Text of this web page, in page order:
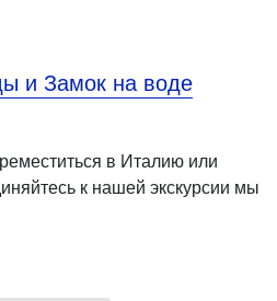
и Замок на воде
в Италию или
к нашей экскурсии мы